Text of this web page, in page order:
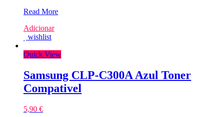
Samsung
M4092S/CLT-
M4072S
Toner
Read More
Adicionar
wishlist
Quick View
Samsung CLP-C300A Azul Toner
Compativel
5,90 €